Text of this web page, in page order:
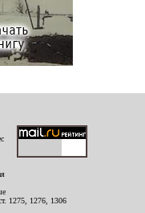
1275, 1276, 1306